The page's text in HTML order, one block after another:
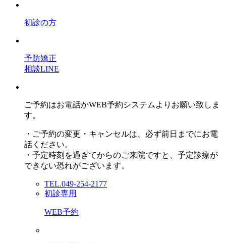
初診の方
予防矯正
相談LINE
ご予約はお電話かWEB予約システムよりお願い致しま
す。
・ご予約の変更・キャンセルは、必ず前日までにお電
話ください。
・予定時刻を過ぎてからのご来院ですと、予定診療が
できない恐れがございます。
TEL.049-254-2177
初診専用
WEB予約